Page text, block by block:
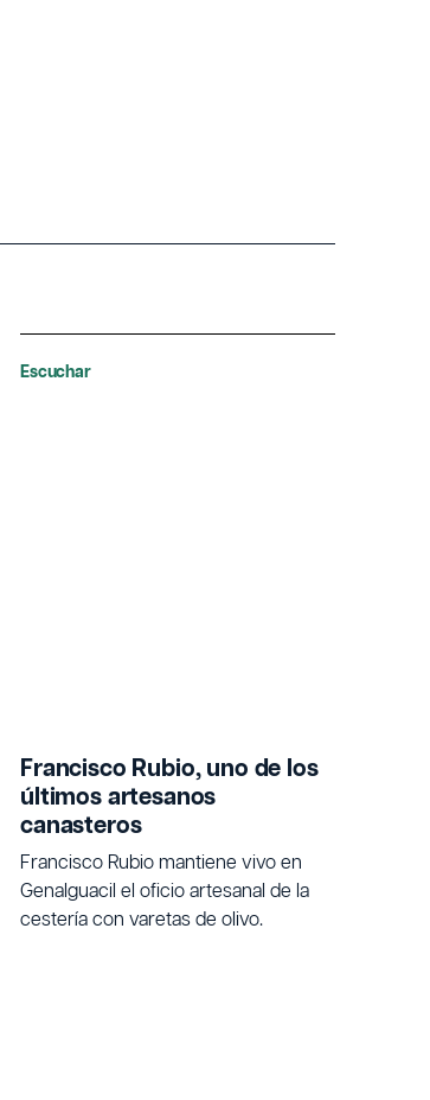
Escuchar
Francisco Rubio, uno de los
últimos artesanos
canasteros
Francisco Rubio mantiene vivo en
Genalguacil el oficio artesanal de la
cestería con varetas de olivo.